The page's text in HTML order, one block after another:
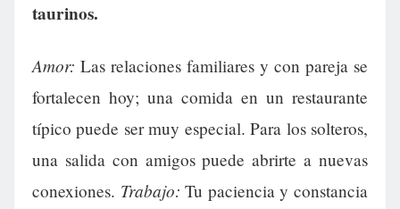
taurinos.
Amor: Las relaciones familiares y con pareja se
fortalecen hoy; una comida en un restaurante
típico puede ser muy especial. Para los solteros,
una salida con amigos puede abrirte a nuevas
conexiones. Trabajo: Tu paciencia y constancia